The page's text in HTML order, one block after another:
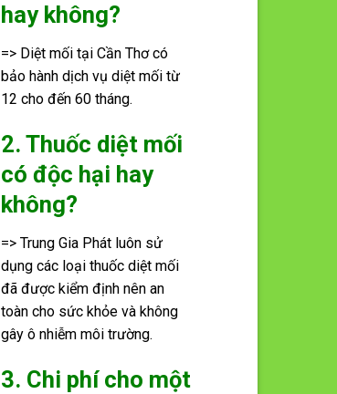
hay không?
=> Diệt mối tại Cần Thơ có
bảo hành dịch vụ diệt mối từ
12 cho đến 60 tháng.
2. Thuốc diệt mối
có độc hại hay
không?
=> Trung Gia Phát luôn sử
dụng các loại thuốc diệt mối
đã được kiểm định nên an
toàn cho sức khỏe và không
gây ô nhiễm môi trường.
3. Chi phí cho một